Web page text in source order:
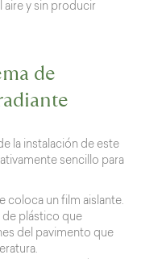
aire y sin producir
de
la instalación de este
sencillo para
coloca un film aislante.
de plástico que
del pavimento que